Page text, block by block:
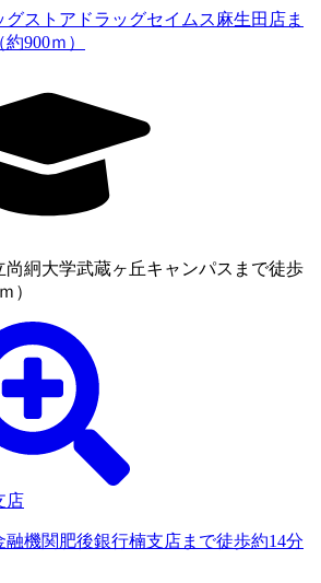
グストア ドラッグセイムス麻生田店ま
900ｍ）
尚絅大学武蔵ヶ丘キャンパスまで徒歩
）
融機関肥後銀行楠支店まで徒歩約14分